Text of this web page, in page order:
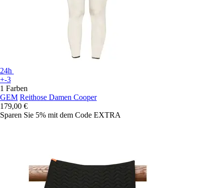
24h
+-3
1 Farben
GEM Reithose Damen Cooper
179,00 €
Sparen Sie 5% mit dem Code EXTRA